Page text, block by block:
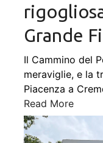
Grande
Il Cammino del
meraviglie, e la
Piacenza a
Read More